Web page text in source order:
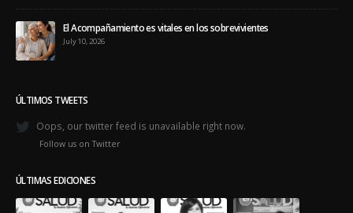
El Acompañamiento es vitales en los sobrevivientes
July 10, 2026
ÚLTIMOS TWEETS
Oops, our twitter feed is unavailable right now.
Follow us on Twitter
ÚLTIMAS EDICIONES